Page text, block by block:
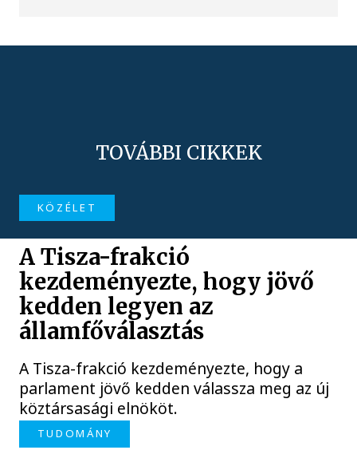
TOVÁBBI CIKKEK
KÖZÉLET
A Tisza-frakció
kezdeményezte, hogy jövő
kedden legyen az
államfőválasztás
A Tisza-frakció kezdeményezte, hogy a
parlament jövő kedden válassza meg az új
köztársasági elnököt.
TUDOMÁNY